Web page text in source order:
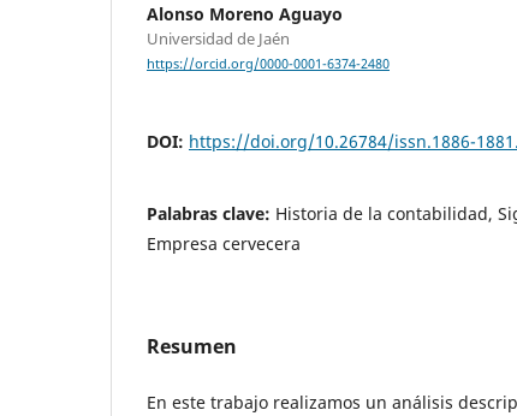
Alonso Moreno Aguayo
Universidad de Jaén
https://orcid.org/0000-0001-6374-2480
DOI: https://doi.org/10.26784/issn.1886-
Palabras clave: Historia de la contabilidad,
Empresa cervecera
Resumen
En este trabajo realizamos un análisis